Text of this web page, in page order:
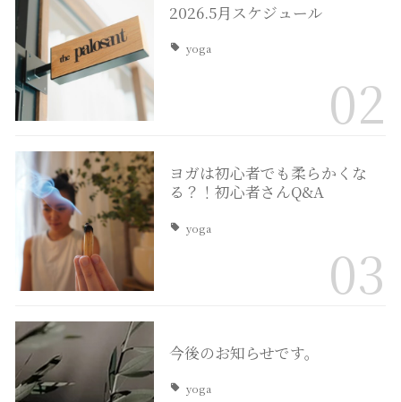
2026.5月スケジュール
yoga
02
ヨガは初心者でも柔らかくな
る？！初心者さんQ&A
yoga
03
今後のお知らせです。
yoga